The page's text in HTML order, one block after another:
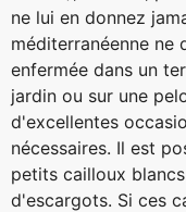
ne lui en donnez
méditerranéenne ne
enfermée dans un
jardin ou sur une
d'excellentes
nécessaires. Il est
petits cailloux
d'escargots. Si ces